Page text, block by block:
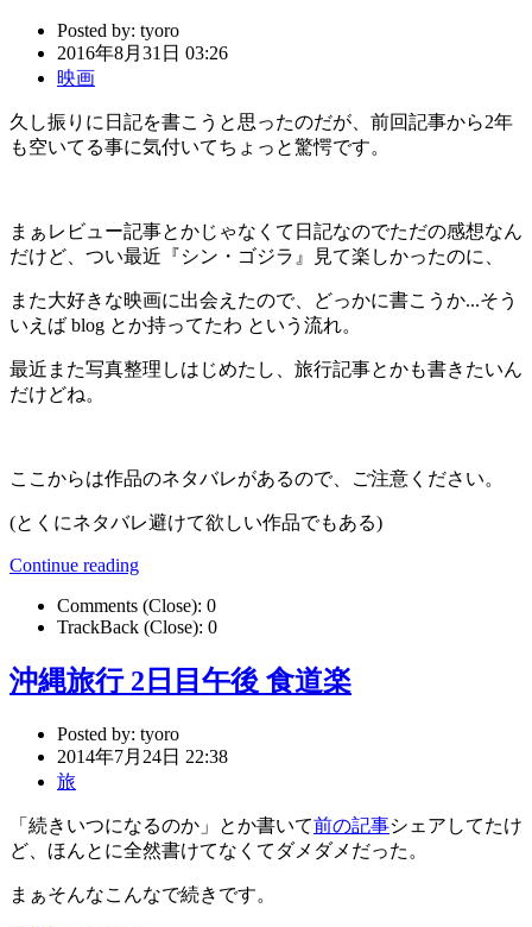
Posted by: tyoro
2016年8月31日 03:26
映画
久し振りに日記を書こうと思ったのだが、前回記事から2年
も空いてる事に気付いてちょっと驚愕です。
まぁレビュー記事とかじゃなくて日記なのでただの感想なん
だけど、つい最近『シン・ゴジラ』見て楽しかったのに、
また大好きな映画に出会えたので、どっかに書こうか...そう
いえば blog とか持ってたわ という流れ。
最近また写真整理しはじめたし、旅行記事とかも書きたいん
だけどね。
ここからは作品のネタバレがあるので、ご注意ください。
(とくにネタバレ避けて欲しい作品でもある)
Continue reading
Comments (Close): 0
TrackBack (Close): 0
沖縄旅行 2日目午後 食道楽
Posted by: tyoro
2014年7月24日 22:38
旅
「続きいつになるのか」とか書いて前の記事シェアしてたけ
ど、ほんとに全然書けてなくてダメダメだった。
まぁそんなこんなで続きです。